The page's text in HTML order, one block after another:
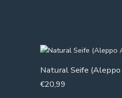
Natural Seife (Aleppo
€20,99